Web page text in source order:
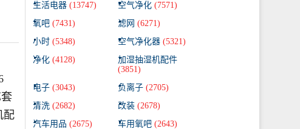
配
生活电器 (13747) 空气净化 (7571)
氧吧 (7431) 滤网 (6271)
小时 (5348) 空气净化器 (5321)
净化 (4128)
加湿抽湿机配件
(3851)
电子 (3043) 负离子 (2705)
清洗 (2682) 改装 (2678)
汽车用品 (2675) 车用氧吧 (2643)